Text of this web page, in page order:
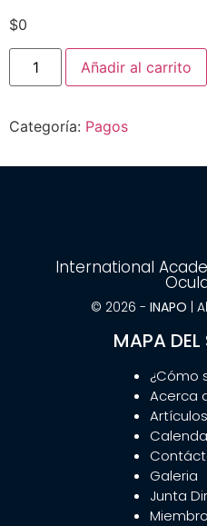
$0
Añadir al carrito
Categoría: Pagos
International
© 2026 - INAPO |
MAPA DEL
¿Cómo
Acerca
Galeria
Junta